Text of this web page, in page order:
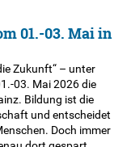
01.-03. Mai in
Zukunft“ – unter
03. Mai 2026 die
Bildung ist die
und entscheidet
Doch immer